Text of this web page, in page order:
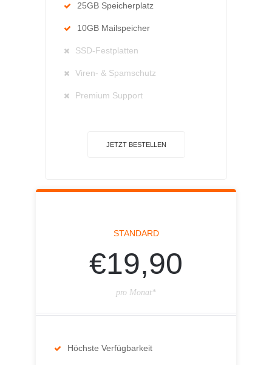
25GB Speicherplatz
10GB Mailspeicher
SSD-Festplatten
Viren- & Spamschutz
Premium Support
JETZT BESTELLEN
STANDARD
€19,90
pro Monat*
Höchste Verfügbarkeit